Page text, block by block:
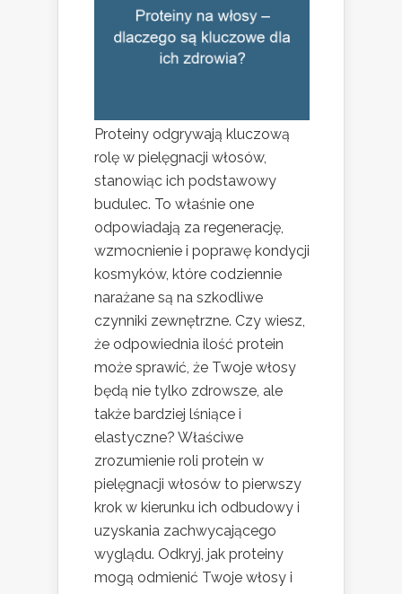
Proteiny odgrywają kluczową
rolę w pielęgnacji włosów,
stanowiąc ich podstawowy
budulec. To właśnie one
odpowiadają za regenerację,
wzmocnienie i poprawę kondycji
kosmyków, które codziennie
narażane są na szkodliwe
czynniki zewnętrzne. Czy wiesz,
że odpowiednia ilość protein
może sprawić, że Twoje włosy
będą nie tylko zdrowsze, ale
także bardziej lśniące i
elastyczne? Właściwe
zrozumienie roli protein w
pielęgnacji włosów to pierwszy
krok w kierunku ich odbudowy i
uzyskania zachwycającego
wyglądu. Odkryj, jak proteiny
mogą odmienić Twoje włosy i